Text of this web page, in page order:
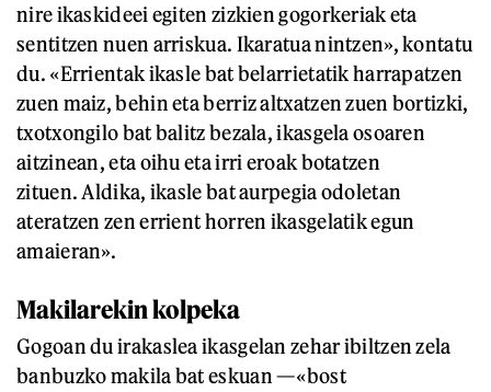
nire ikaskideei egiten zizkien gogorkeriak eta
sentitzen nuen arriskua. Ikaratua nintzen», kontatu
du. «Errientak ikasle bat belarrietatik harrapatzen
zuen maiz, behin eta berriz altxatzen zuen bortizki,
txotxongilo bat balitz bezala, ikasgela osoaren
aitzinean, eta oihu eta irri eroak botatzen
zituen. Aldika, ikasle bat aurpegia odoletan
ateratzen zen errient horren ikasgelatik egun
amaieran».
Makilarekin kolpeka
Gogoan du irakaslea ikasgelan zehar ibiltzen zela
banbuzko makila bat eskuan —«bost